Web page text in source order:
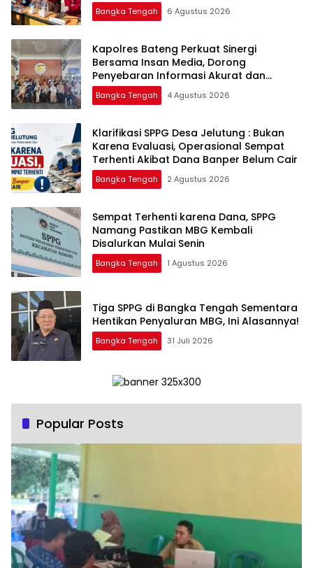
Bangka Tengah 6 Agustus 2026
‎Kapolres Bateng Perkuat Sinergi
Bersama Insan Media, Dorong
Penyebaran Informasi Akurat dan
Layanan Polri 110
Bangka Tengah 4 Agustus 2026
‎Klarifikasi SPPG Desa Jelutung : Bukan
Karena Evaluasi, Operasional Sempat
Terhenti Akibat Dana Banper Belum Cair
Bangka Tengah 2 Agustus 2026
‎Sempat Terhenti karena Dana, SPPG
Namang Pastikan MBG Kembali
Disalurkan Mulai Senin
Bangka Tengah 1 Agustus 2026
‎Tiga SPPG di Bangka Tengah Sementara
Bangka Tengah 31 Juli 2026
Popular Posts